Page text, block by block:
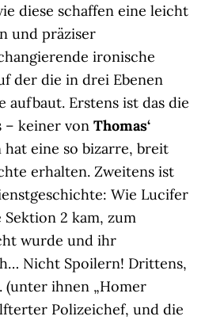
diese schaffen eine leicht
und präziser
ironische
der die in drei Ebenen
aufbaut. Erstens ist das die
– keiner vonThomas‘
eine so bizarre, breit
erhalten. Zweitens ist
Wie Lucifer
2 kam, zum
wurde und ihr
Nicht Spoilern! Drittens,
(unter ihnen „Homer
Polizeichef, und die